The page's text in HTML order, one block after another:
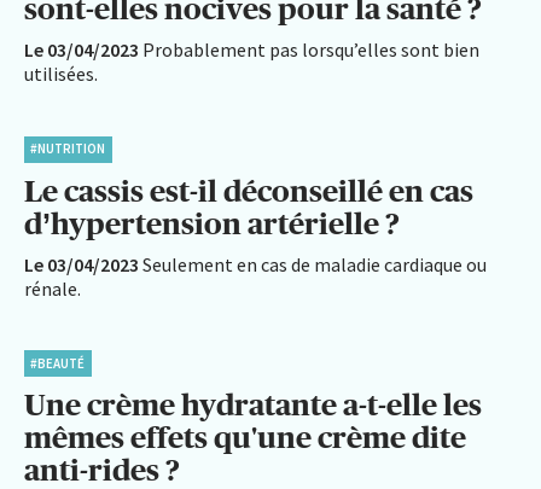
sont-elles nocives pour la santé ?
Le 03/04/2023 Probablement pas lorsqu’elles sont bien
utilisées.
#NUTRITION
Le cassis est-il déconseillé en cas
d’hypertension artérielle ?
Le 03/04/2023 Seulement en cas de maladie cardiaque ou
rénale.
#BEAUTÉ
Une crème hydratante a-t-elle les
mêmes effets qu'une crème dite
anti-rides ?